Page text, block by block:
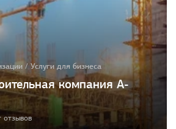
/ Услуги для бизнеса
компания A-
отзывов